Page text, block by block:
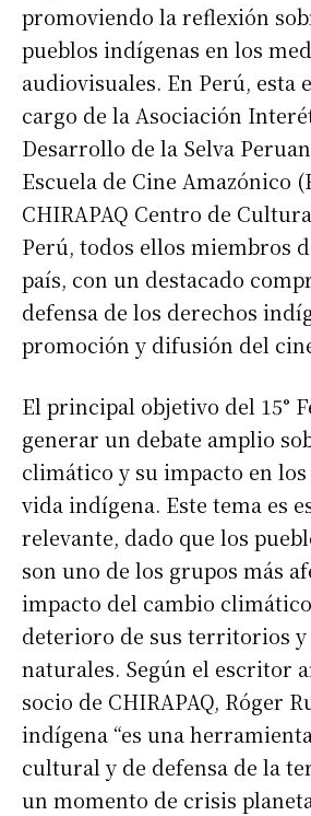
promoviendo la reflexión
pueblos indígenas en los
audiovisuales. En Perú, esta
cargo de la Asociación
Desarrollo de la Selva
Escuela de Cine Amazónico
CHIRAPAQ Centro de
Perú, todos ellos miembros
país, con un destacado
defensa de los derechos
promoción y difusión del
El principal objetivo del 15°
generar un debate amplio
climático y su impacto en los
vida indígena. Este tema es
relevante, dado que los
son uno de los grupos más
impacto del cambio
deterioro de sus territorios y
naturales. Según el escritor
socio de CHIRAPAQ, Róger
indígena “es una
cultural y de defensa de la
un momento de crisis